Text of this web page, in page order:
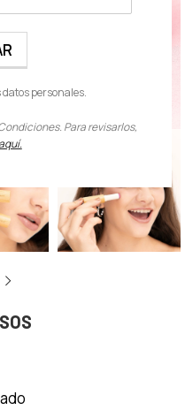
personales.
Para revisarlos,